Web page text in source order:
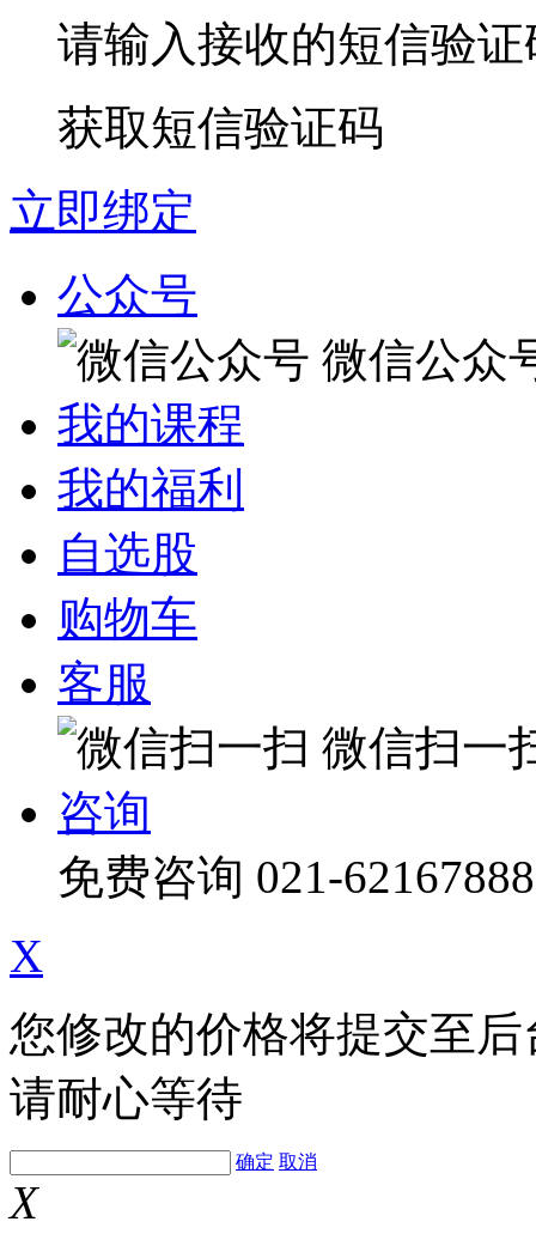
请输入接收的短信验证
获取短信验证码
立即绑定
公众号
微信公众
我的课程
我的福利
自选股
购物车
客服
微信扫一
咨询
免费咨询 021-62167888
X
您修改的价格将提交至
请耐心等待
确定 取消
X